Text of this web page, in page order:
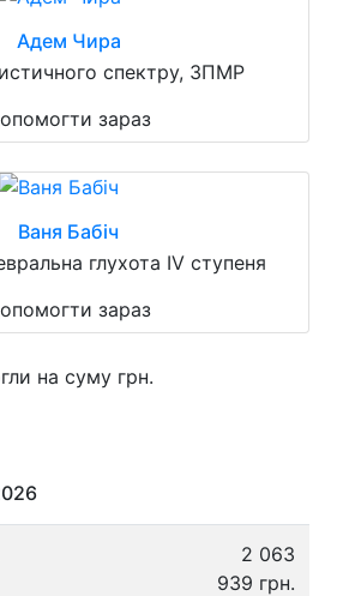
Адем Чира
спектру, ЗПМР
зараз
Ваня Бабіч
глухота IV ступеня
зараз
на суму грн.
2 063
939 грн.